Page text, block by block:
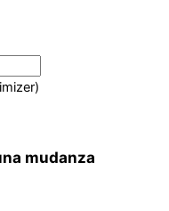
mudanza